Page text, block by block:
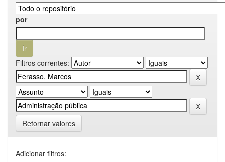
por
Filtros correntes:
Retornar valores
Adicionar filtros: